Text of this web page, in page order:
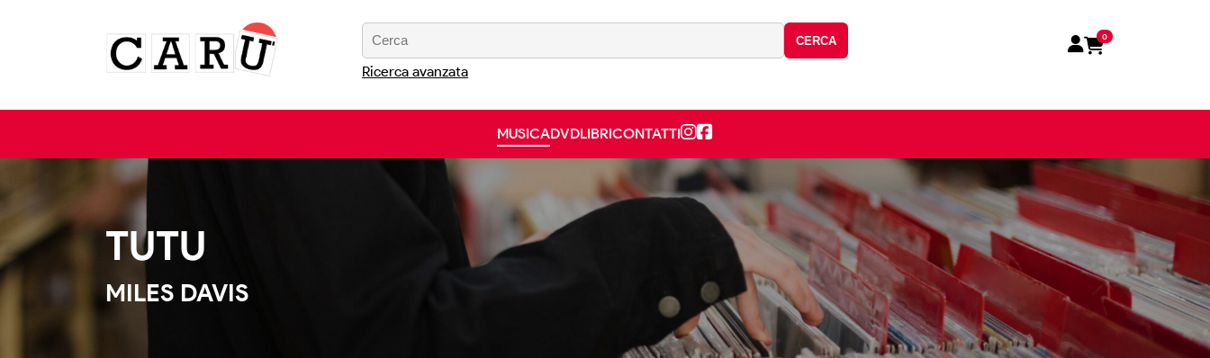
CERCA
Ricerca avanzata
0
MUSICADVDLIBRICONTATTI
TUTU
MILES DAVIS